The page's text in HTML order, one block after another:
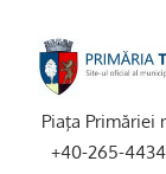
content
Piaţa Primăriei
+40-265-